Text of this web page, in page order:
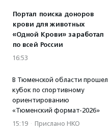
Портал поиска доноров
крови для животных
«Одной Крови» заработал
по всей России
16:53
В Тюменской области прошел
кубок по спортивному
ориентированию
«Тюменский формат-2026»
15:19 · Прислано НКО